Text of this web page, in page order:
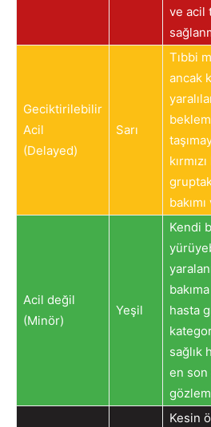
ve acil
Geciktirilebilir
Acil
(Delayed)
Sarı
Tıbbi
ancak
Acil değil
(Minör)
Yeşil
Kendi
hasta
sağlık
en son
Kesin